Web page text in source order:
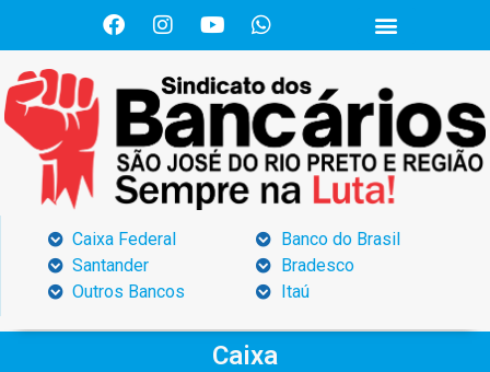
Caixa Federal
Santander
Outros Bancos
Banco do Brasil
Bradesco
Itaú
Caixa